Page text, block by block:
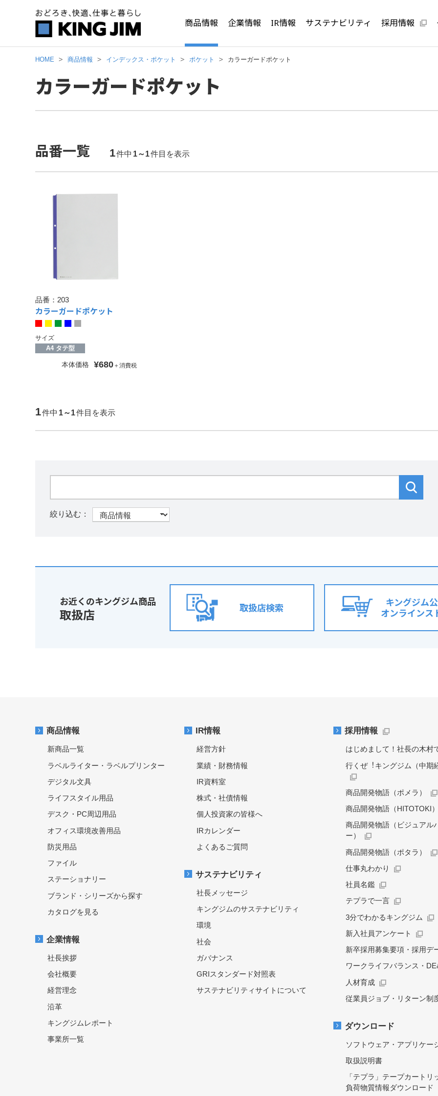
商品情報 企業情報 IR情報 サステナビリティ 採用情報
HOME 商品情報 インデックス・ポケット ポケット カラーガードポケット
カラーガードポケット
品番一覧 1件中 1～1件目を表示
品番： 203
カラーガードポケット
サイズ
A4 タテ型
本体価格 ¥680 ＋消費税
1件中 1～1件目を表示
お近くのキングジム商品
取扱店 取扱店検索
キングジム
オンラインス
商品情報
新商品一覧
ラベルライター・ラベルプリンター
デジタル文具
ライフスタイル用品
デスク・PC周辺用品
オフィス環境改善用品
防災用品
ファイル
ステーショナリー
ブランド・シリーズから探す
カタログを見る
企業情報
社長挨拶
会社概要
経営理念
沿革
キングジムレポート
事業所一覧
IR情報
経営方針
業績・財務情報
IR資料室
株式・社債情報
個人投資家の皆様へ
IRカレンダー
よくあるご質問
サステナビリティ
社長メッセージ
キングジムのサステナビリティ
環境
社会
ガバナンス
GRIスタンダード対照表
サステナビリティサイトについて
採用情報
はじめまして！社長の木村
行くぜ︕キングジム（中期
商品開発物語（ポメラ）
商品開発物語（HITOTOKI
商品開発物語（ビジュアル
ー）
商品開発物語（ポタラ）
仕事丸わかり
社員名鑑
テプラで一言
3分でわかるキングジム
新入社員アンケート
新卒採用募集要項・採用デ
ワークライフバランス・
人材育成
従業員ジョブ・リターン制
ダウンロード
ソフトウェア・アプリケー
取扱説明書
「テプラ」テープカート
負荷物質情報ダウンロード